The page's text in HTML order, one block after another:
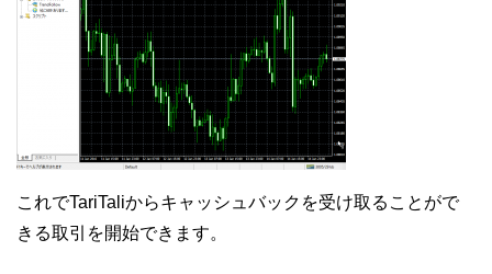
これでTariTaliからキャッシュバックを受け取ることがで
きる取引を開始できます。